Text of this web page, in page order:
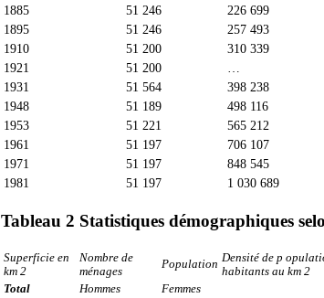
1885
51 246 226 699
1895
51 246 257 493
1910
51 200 310 339
1921
51 200 …
1931
51 564 398 238
1948
51 189 498 116
1953
51 221 565 212
1961
51 197 706 107
1971
51 197 848 545
1981
51 197 1 030 689
Tableau 2 Statistiques démographiques
Superficie en
km 2
Nombre de
ménages
Population Densité de p
habitants au km 2
Total
Hommes Femmes